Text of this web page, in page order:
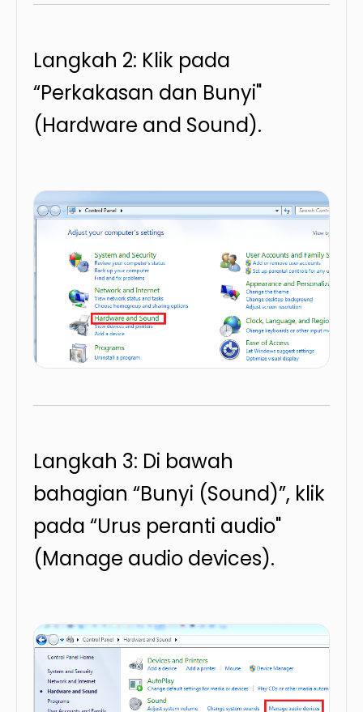
Langkah 2: Klik pada
“Perkakasan dan Bunyi"
(Hardware and Sound).
Langkah 3: Di bawah
bahagian “Bunyi (Sound)”, klik
pada “Urus peranti audio"
(Manage audio devices).